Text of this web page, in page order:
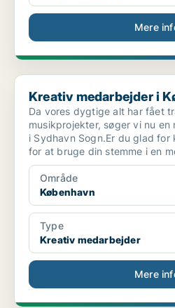
Mere
Kreativ medarbejder i København
Kreativ medarbejder i
Da vores dygtige alt har fået
musikprojekter, søger vi nu
i Sydhavn Sogn.Er du glad
for at bruge din stemme i en
Område
København
Type
Kreativ medarbejder
Mere